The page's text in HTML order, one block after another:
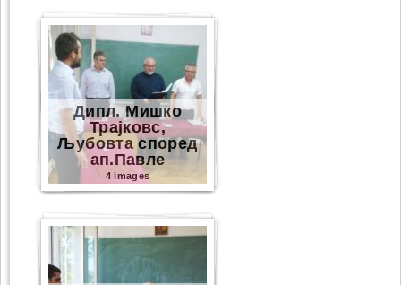
Дипл. Мишко
Трајковс,
Љубовта според
ап.Павле
4 images